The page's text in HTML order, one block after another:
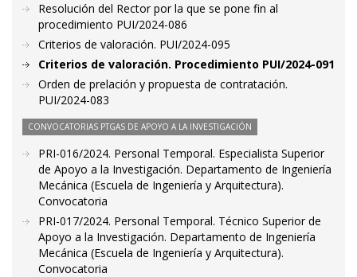
Resolución del Rector por la que se pone fin al
procedimiento PUI/2024-086
Criterios de valoración. PUI/2024-095
Criterios de valoración. Procedimiento PUI/2024-091
Orden de prelación y propuesta de contratación.
PUI/2024-083
CONVOCATORIAS PTGAS DE APOYO A LA INVESTIGACIÓN
PRI-016/2024. Personal Temporal. Especialista Superior
de Apoyo a la Investigación. Departamento de Ingeniería
Mecánica (Escuela de Ingeniería y Arquitectura).
Convocatoria
PRI-017/2024. Personal Temporal. Técnico Superior de
Apoyo a la Investigación. Departamento de Ingeniería
Mecánica (Escuela de Ingeniería y Arquitectura).
Convocatoria